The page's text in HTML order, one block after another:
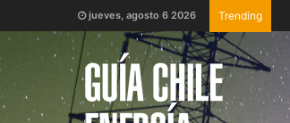
jueves, agosto 6 2026 Trending